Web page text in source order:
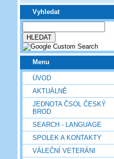
Vyhledat
Menu
ÚVOD
AKTUÁLNĚ
JEDNOTA ČSOL ČESKÝ
BROD
SEARCH - LANGUAGE
SPOLEK A KONTAKTY
VÁLEČNÍ VETERÁNI